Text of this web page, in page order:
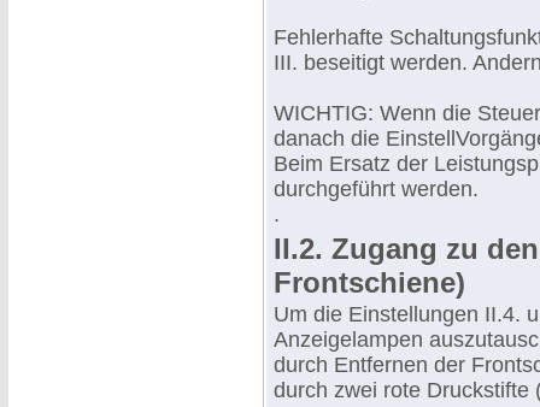
Fehlerhafte
III. beseitigt werden.
WICHTIG: Wenn die
danach die
Beim Ersatz der
durchgeführt werden.
.
II.2. Zugang zu
Frontschiene)
Um die Einstellungen II.4.
Anzeigelampen
durch Entfernen der
durch zwei rote Druckstifte